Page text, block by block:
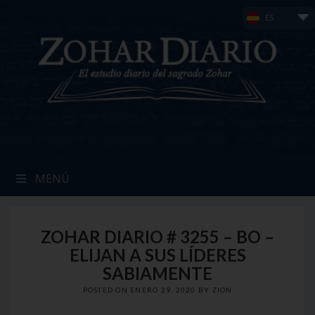
ES
MENÚ
ZOHAR DIARIO # 3255 – BO –
ELIJAN A SUS LÍDERES
SABIAMENTE
POSTED ON ENERO 29, 2020 BY ZION